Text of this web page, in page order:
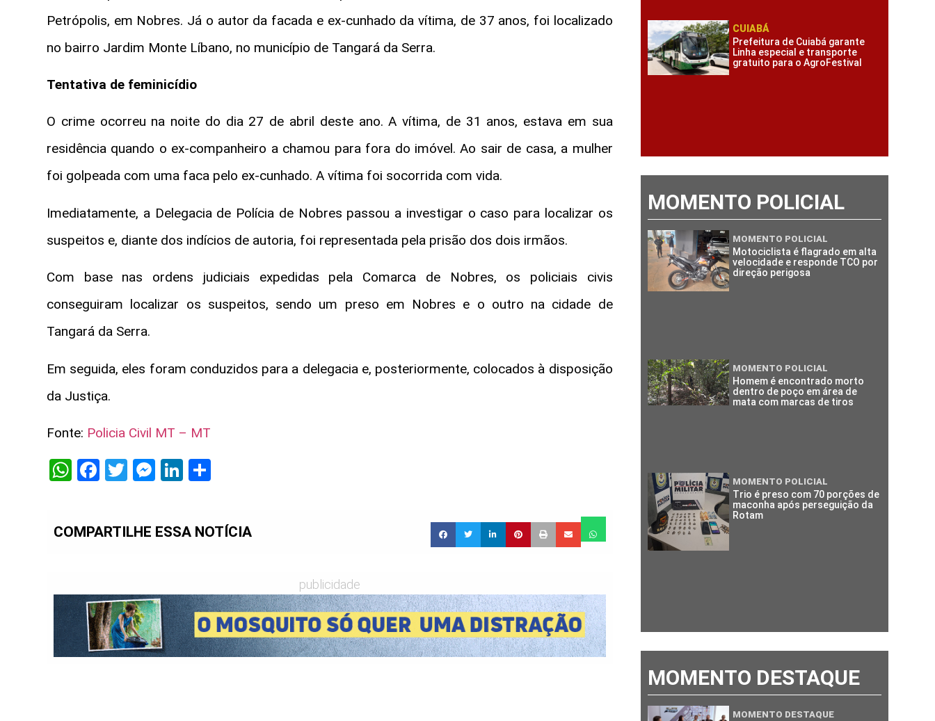
Petrópolis, em Nobres. Já o autor da facada e ex-cunhado da vítima, de 37 anos, foi localizado
no bairro Jardim Monte Líbano, no município de Tangará da Serra.
Tentativa de feminicídio
O crime ocorreu na noite do dia 27 de abril deste ano. A vítima, de 31 anos, estava em sua
residência quando o ex-companheiro a chamou para fora do imóvel. Ao sair de casa, a mulher
foi golpeada com uma faca pelo ex-cunhado. A vítima foi socorrida com vida.
Imediatamente, a Delegacia de Polícia de Nobres passou a investigar o caso para localizar os
suspeitos e, diante dos indícios de autoria, foi representada pela prisão dos dois irmãos.
Com base nas ordens judiciais expedidas pela Comarca de Nobres, os policiais civis
conseguiram localizar os suspeitos, sendo um preso em Nobres e o outro na cidade de
Tangará da Serra.
Em seguida, eles foram conduzidos para a delegacia e, posteriormente, colocados à disposição
da Justiça.
Fonte: Policia Civil MT – MT
WhatsApp
Facebook
TwitterMessenger
LinkedIn
COMPARTILHE ESSA NOTÍCIA
publicidade
CUIABÁ
Prefeitura de Cuiabá garante
Linha especial e transporte
gratuito para o AgroFestival
MOMENTO POLICIAL
MOMENTO POLICIAL
Motociclista é flagrado em alta
velocidade e responde TCO por
direção perigosa
MOMENTO POLICIAL
Homem é encontrado morto
dentro de poço em área de
mata com marcas de tiros
MOMENTO POLICIAL
Trio é preso com 70 porções de
maconha após perseguição da
Rotam
MOMENTO DESTAQUE
MOMENTO DESTAQUE